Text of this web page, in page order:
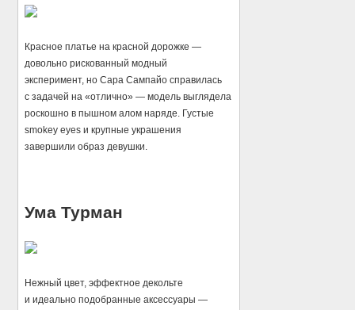
Красное платье на красной дорожке —
довольно рискованный модный
эксперимент, но Сара Сампайо справилась
с задачей на «отлично» — модель выглядела
роскошно в пышном алом наряде. Густые
smokey eyes и крупные украшения
завершили образ девушки.
Ума Турман
Нежный цвет, эффектное декольте
и идеально подобранные аксессуары —